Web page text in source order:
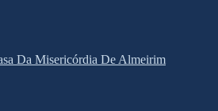
Da Misericórdia De Almeirim